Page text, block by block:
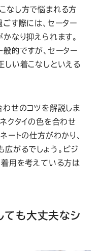
なし方で悩まれる方
す際には、セーター
なり抑えられます。
的ですが、セーター
しい着こなしといえる
わせのコツを解説しま
クタイの色を合わせ
ートの仕方がわかり、
がるでしょう。ビジ
着用を考えている方は
ても大丈夫なシ